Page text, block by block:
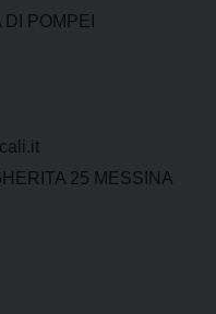
POMPEI
25 MESSINA